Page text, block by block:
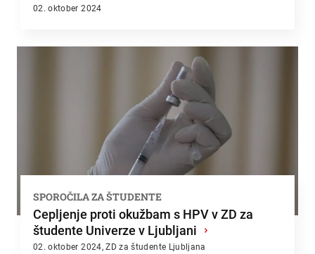
02. oktober 2024
SPOROČILA ZA ŠTUDENTE
Cepljenje proti okužbam s HPV v ZD za
študente Univerze v Ljubljani ›
02. oktober 2024, ZD za študente Ljubljana